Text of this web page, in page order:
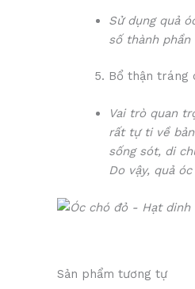
Sử dụng quả
số thành
Bổ thận tráng
Vai trò quan
rất tự ti về
sống sót, di
Do vậy, quả
Sản phẩm tương tự